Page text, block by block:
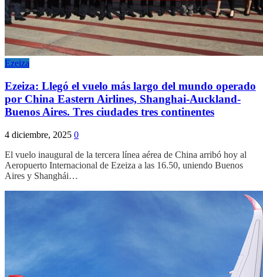
Ezeiza
Ezeiza: Llegó el vuelo más largo del mundo operado
por China Eastern Airlines, Shanghai-Auckland-
Buenos Aires. Tres ciudades tres continentes
4 diciembre, 2025 0
El vuelo inaugural de la tercera línea aérea de China arribó hoy al
Aeropuerto Internacional de Ezeiza a las 16.50, uniendo Buenos
Aires y Shanghái…